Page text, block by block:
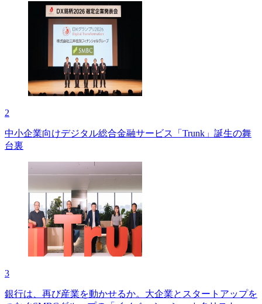
2
中小企業向けデジタル総合金融サービス「Trunk」誕生の舞
台裏
3
銀行は、再び産業を動かせるか。大企業とスタートアップを